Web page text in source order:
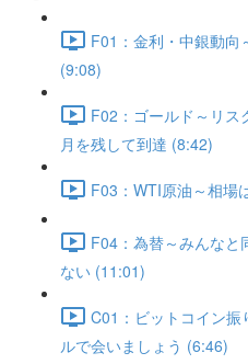
F01：金利・中銀動向
(9:08)
F02：ゴールド～リ
月を残して到達 (8:42)
F03：WTI原油～相場
F04：為替～みんなと
ない (11:01)
C01：ビットコイン振
ルで会いましょう (6:46)